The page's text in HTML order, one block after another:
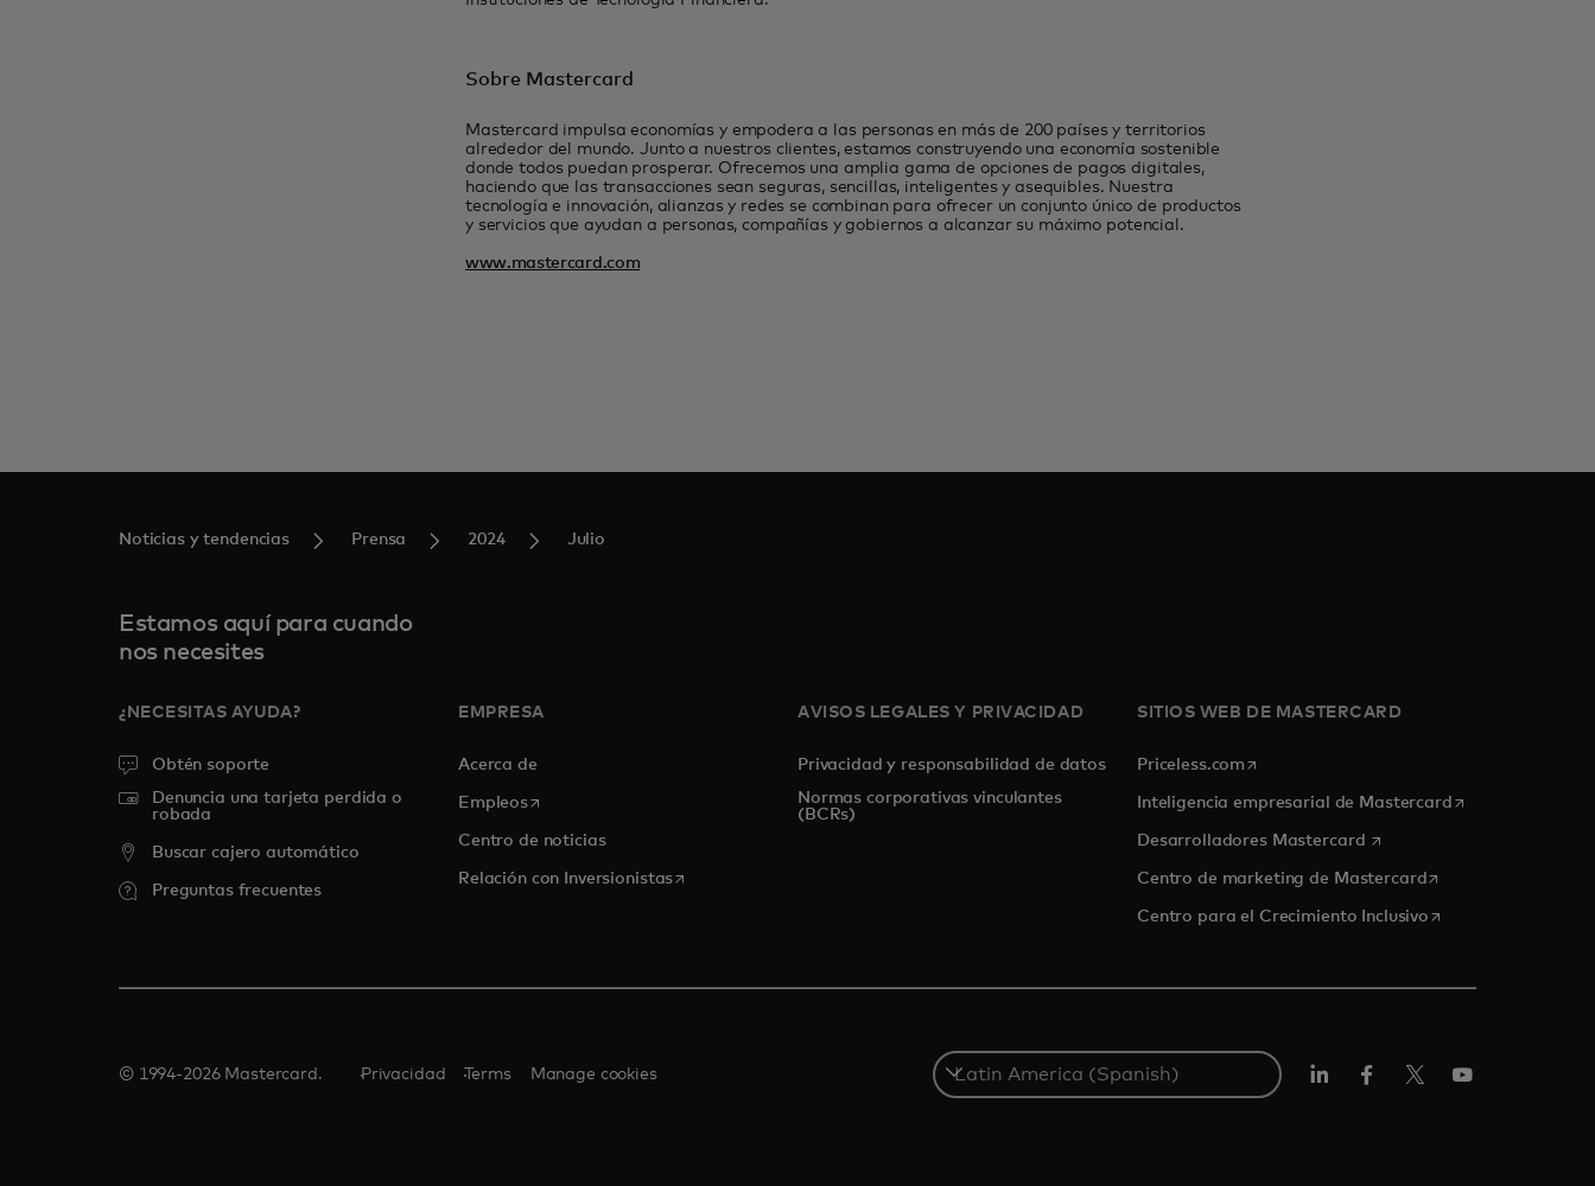
Sobre Mastercard
Mastercard impulsa economías y empodera a las personas en más de 200 países y territorios
alrededor del mundo. Junto a nuestros clientes, estamos construyendo una economía sostenible
donde todos puedan prosperar. Ofrecemos una amplia gama de opciones de pagos digitales,
haciendo que las transacciones sean seguras, sencillas, inteligentes y asequibles. Nuestra
tecnología e innovación, alianzas y redes se combinan para ofrecer un conjunto único de productos
y servicios que ayudan a personas, compañías y gobiernos a alcanzar su máximo potencial.
www.mastercard.com
Noticias y tendencias Prensa 2024 Julio
Estamos aquí para cuando
nos necesites
¿NECESITAS AYUDA?
Obtén soporte
Denuncia una tarjeta perdida o
robada
Buscar cajero automático
Preguntas frecuentes
EMPRESA
Acerca de
Empleosse abre en una pestaña nueva
Centro de noticias
Relación con Inversionistasse abre en una pestaña nueva
AVISOS LEGALES Y PRIVACIDAD
Privacidad y responsabilidad de datos
Normas corporativas vinculantes
(BCRs)
SITIOS WEB DE MASTERCARD
Priceless.com se abre en una pestaña nueva
Inteligencia empresarial de Mastercardse abre en una
Desarrolladores Mastercard se abre en una pestaña
Centro de marketing de Mastercardse abre en una
Centro para el Crecimiento Inclusivose abre en una
© 1994-2026 Mastercard. Privacidad Terms Manage cookies
Select
a
country